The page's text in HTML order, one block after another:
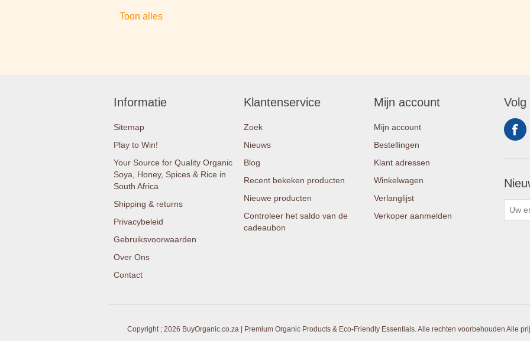
Toon alles
Informatie
Sitemap
Play to Win!
Your Source for Quality Organic
Soya, Honey, Spices & Rice in
South Africa
Shipping & returns
Privacybeleid
Gebruiksvoorwaarden
Over Ons
Contact
Klantenservice
Zoek
Nieuws
Blog
Recent bekeken producten
Nieuwe producten
Controleer het saldo van de
cadeaubon
Mijn account
Mijn account
Bestellingen
Klant adressen
Winkelwagen
Verlanglijst
Verkoper aanmelden
Volg
Copyright ; 2026 BuyOrganic.co.za | Premium Organic Products & Eco-Friendly Essentials. Alle rechten voorbehouden Alle